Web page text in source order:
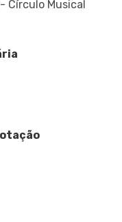
Círculo Musical